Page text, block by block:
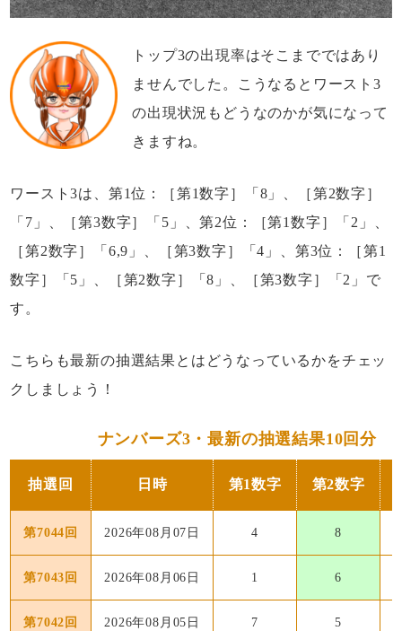
トップ3の出現率はそこまでではあり
ませんでした。こうなるとワースト3
の出現状況もどうなのかが気になって
きますね。
ワースト3は、第1位：［第1数字］「8」、［第2数字］
「7」、［第3数字］「5」、第2位：［第1数字］「2」、
［第2数字］「6,9」、［第3数字］「4」、第3位：［第1
数字］「5」、［第2数字］「8」、［第3数字］「2」で
す。
こちらも最新の抽選結果とはどうなっているかをチェッ
クしましょう！
ナンバーズ3・最新の抽選結果10回分
抽選回 日時 第1数字 第2数字
第7044回 2026年08月07日 4 8
第7043回 2026年08月06日 1 6
第7042回 2026年08月05日 7 5